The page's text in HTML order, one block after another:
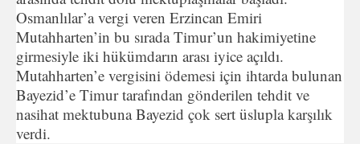
Osmanlılar’a vergi veren Erzincan Emiri
Mutahharten’in bu sırada Timur’un hakimiyetine
girmesiyle iki hükümdarın arası iyice açıldı.
Mutahharten’e vergisini ödemesi için ihtarda bulunan
Bayezid’e Timur tarafından gönderilen tehdit ve
nasihat mektubuna Bayezid çok sert üslupla karşılık
verdi.